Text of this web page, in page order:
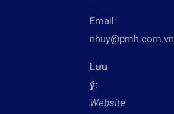
Email:
nhuy@pmh.com.vn
Lưu
ý:
Website